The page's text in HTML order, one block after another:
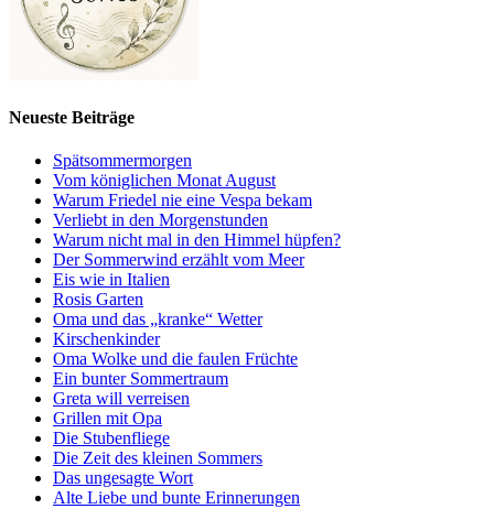
Neueste Beiträge
Spätsommermorgen
Vom königlichen Monat August
Warum Friedel nie eine Vespa bekam
Verliebt in den Morgenstunden
Warum nicht mal in den Himmel hüpfen?
Der Sommerwind erzählt vom Meer
Eis wie in Italien
Rosis Garten
Oma und das „kranke“ Wetter
Kirschenkinder
Oma Wolke und die faulen Früchte
Ein bunter Sommertraum
Greta will verreisen
Grillen mit Opa
Die Stubenfliege
Die Zeit des kleinen Sommers
Das ungesagte Wort
Alte Liebe und bunte Erinnerungen